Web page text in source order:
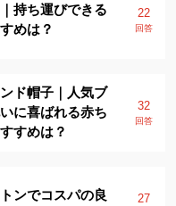
持ち運びできる
めは？
22
回答
ド帽子｜人気ブ
に喜ばれる赤ち
すめは？
32
回答
ンでコスパの良
27